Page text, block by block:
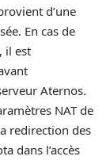
d’une
En cas de
il est
Aternos.
NAT de
redirection des
dans l’accès